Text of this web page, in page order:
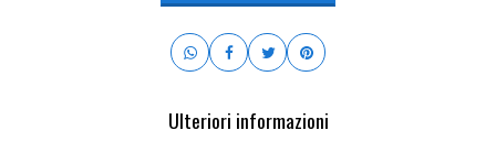
Ulteriori informazioni